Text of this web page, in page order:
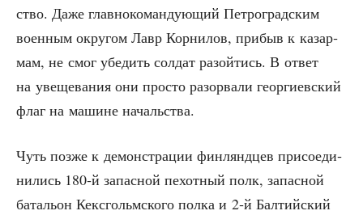
ство. Даже глав­но­ко­ман­ду­ю­щий Пет­ро­град­ским
воен­ным окру­гом Лавр Кор­ни­лов, при­быв к казар­
мам, не смог убе­дить сол­дат разой­тись. В ответ
на уве­ще­ва­ния они про­сто разо­рва­ли геор­ги­ев­ский
флаг на машине начальства.
Чуть поз­же к демон­стра­ции фин­лянд­цев при­со­еди­
ни­лись 180‑й запас­ной пехот­ный полк, запас­ной
бата­льон Кекс­гольм­ско­го пол­ка и 2‑й Бал­тий­ский